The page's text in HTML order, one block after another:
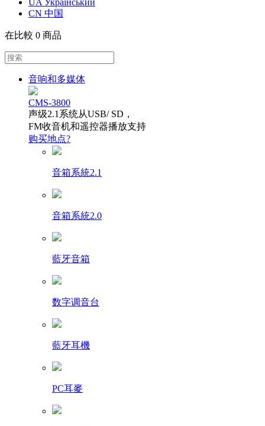
UA Український
CN 中国
在比較 0 商品
音响和多媒体
CMS-3800
声级2.1系统从USB/ SD，
FM收音机和遥控器播放支持
购买地点?
音箱系統2.1
音箱系統2.0
藍牙音箱
数字调音台
藍牙耳機
PC耳麥